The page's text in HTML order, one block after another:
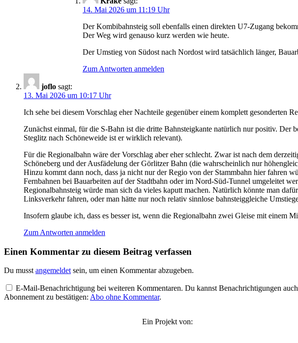
14. Mai 2026 um 11:19 Uhr
Der Kombibahnsteig soll ebenfalls einen direkten U7-Zugang
Der Weg wird genauso kurz werden wie heute.
Der Umstieg von Südost nach Nordost wird tatsächlich länger,
Zum Antworten anmelden
joflo sagt:
13. Mai 2026 um 10:17 Uhr
Ich sehe bei diesem Vorschlag eher Nachteile gegenüber einem komplett gesonderten
Zunächst einmal, für die S-Bahn ist die dritte Bahnsteigkante natürlich nur positiv. Der
Steglitz nach Schöneweide ist er wirklich relevant).
Für die Regionalbahn wäre der Vorschlag aber eher schlecht. Zwar ist nach dem
Schöneberg und der Ausfädelung der Görlitzer Bahn (die wahrscheinlich nur
Hinzu kommt dann noch, dass ja nicht nur der Regio von der Stammbahn hier fahren
Fernbahnen bei Bauarbeiten auf der Stadtbahn oder im Nord-Süd-Tunnel umgeleitet
Regionalbahnsteig würde man sich da vieles kaputt machen. Natürlich könnte man
Linksverkehr fahren, oder man hätte nur noch relativ sinnlose bahnsteiggleiche
Insofern glaube ich, dass es besser ist, wenn die Regionalbahn zwei Gleise mit einem
Zum Antworten anmelden
Einen Kommentar zu diesem Beitrag verfassen
Du musst angemeldet sein, um einen Kommentar abzugeben.
E-Mail-Benachrichtigung bei weiteren Kommentaren. Du kannst Benachrichtigungen
Abonnement zu bestätigen: Abo ohne Kommentar.
Ein Projekt von: